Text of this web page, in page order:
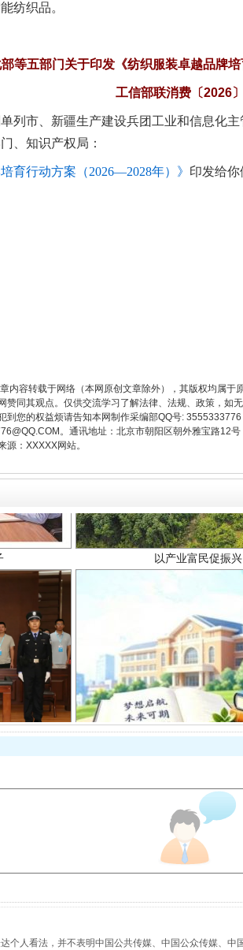
纺织品。
等五部门关于印发《纺织服装卓越品牌
工信部联消费〔2026
列市、新疆生产建设兵团工业和信息化
、知识产权局：
育行动方案（2026—2028年）》 印发给你
内容转载于网络（本网原创文章除外），其版权均属
赞同其观点。仅供交流学习了解法律、法规、政策，
到您的权益烦请告知本网制作采编部QQ号:
。通讯地址：北京市朝阳区朝外雅宝路12
：XXXXX网站。
问题” 法徽映军营 权益有
以产业富民促振兴
期 从幼儿园到大学，有这
场
个人看法，并不表明中国公共传媒、中国公众传媒、